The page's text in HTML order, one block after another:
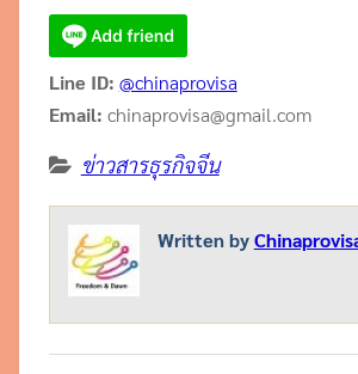
Line ID: @chinaprovisa
Email: chinaprovisa@gmail.com
ข่าวสารธุรกิจจีน
Written by